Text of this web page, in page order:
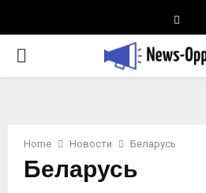
PRIMARY
Home Новости Беларусь
Беларусь